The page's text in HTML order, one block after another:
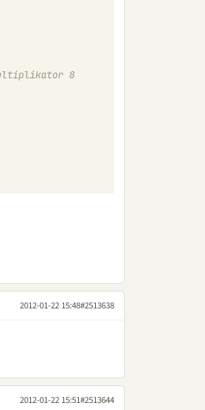
8
2012-01-22 15:48#2513638
2012-01-22 15:51#2513644